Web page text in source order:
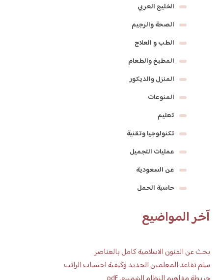
الخليج العربي
الصحة والرجيم
الطب و العلاج
المطبخ والطعام
المنزل والديكور
المنوعات
تعليم
تكنولوجيا وتقنية
عمليات التجميل
عن السعودية
حاسبة الحمل
آخر المواضيع
بحث عن الفنون الاسلامية كامل بالعناصر
سلم تقاعد المعلمين الجديد وكيفية احتساب الراتب